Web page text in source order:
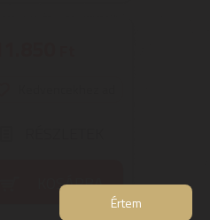
KOSÁRBA
Értem